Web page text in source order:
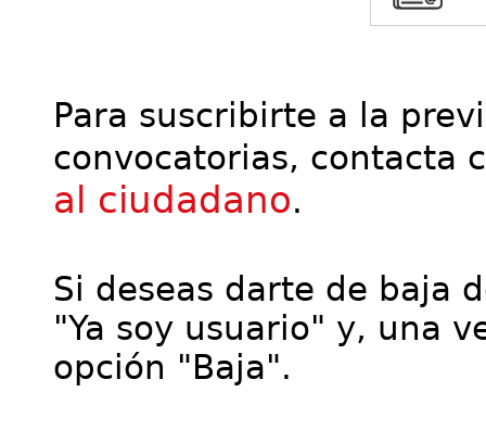
Para suscribirte a la
convocatorias, contacta
al ciudadano.
Si deseas darte de baja
"Ya soy usuario" y, una
opción "Baja".